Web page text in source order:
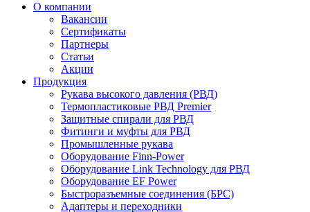
О компании
Вакансии
Сертификаты
Партнеры
Статьи
Акции
Продукция
Рукава высокого давления (РВД)
Термопластиковые РВД Premier
Защитные спирали для РВД
Фитинги и муфты для РВД
Промышленные рукава
Оборудование Finn-Power
Оборудование Link Technology для РВД
Оборудование EF Power
Быстроразъемные соединения (БРС)
Адаптеры и переходники